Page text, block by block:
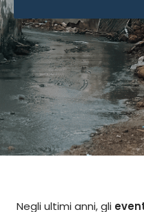
Negli ultimi anni, gli